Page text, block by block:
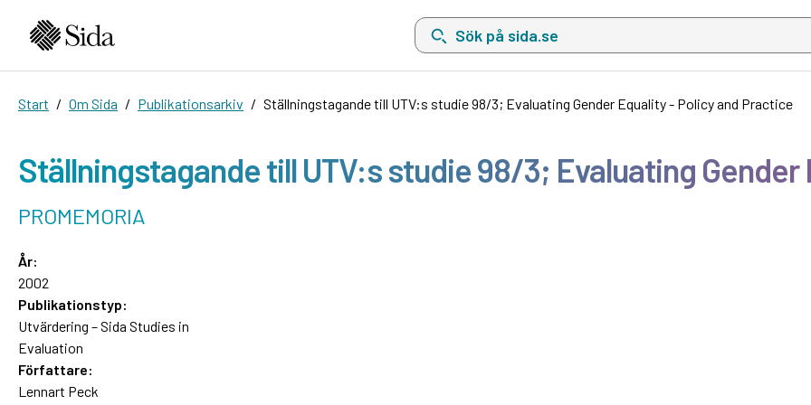
Sök på sida.se, sökförslag kommer att visas i en lista under
Start Om Sida Publikationsarkiv Ställningstagande till UTV:s studie 98/3; Evaluating Gender Equality - Policy and Practice
Ställningstagande till UTV:s studie 98/3; Evaluating
PROMEMORIA
År:
2002
Publikationstyp:
Utvärdering – Sida Studies in
Evaluation
Författare:
Lennart Peck